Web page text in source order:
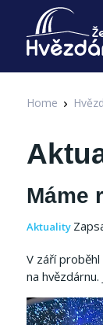
Home
Máme
Aktuality
V září
na